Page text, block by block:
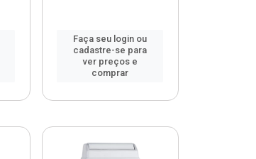
Faça seu login ou
cadastre-se para
ver preços e
comprar